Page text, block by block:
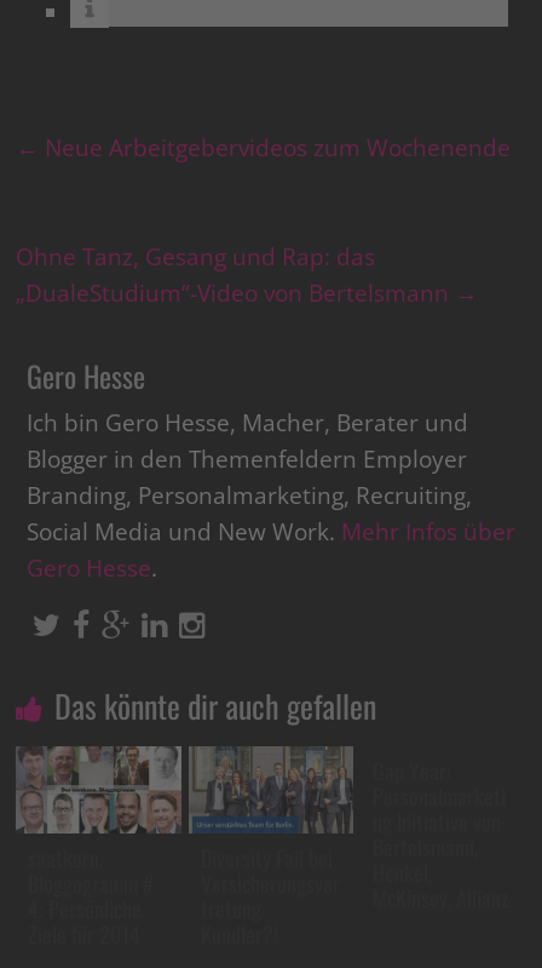
← Neue Arbeitgebervideos zum Wochenende
Ohne Tanz, Gesang und Rap: das
„DualeStudium“-Video von Bertelsmann →
Gero Hesse
Ich bin Gero Hesse, Macher, Berater und
Blogger in den Themenfeldern Employer
Branding, Personalmarketing, Recruiting,
Social Media und New Work. Mehr Infos über
Gero Hesse.
Das könnte dir auch gefallen